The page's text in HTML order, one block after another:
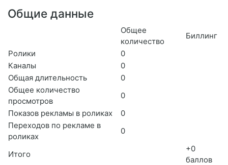
Общие данные
Общее
количество
Биллинг
Итого
+0
баллов
Ролики
0
Каналы
0
Общая длительность
0
Общее количество
просмотров
0
Показов рекламы в роликах
0
Переходов по рекламе в
роликах
0